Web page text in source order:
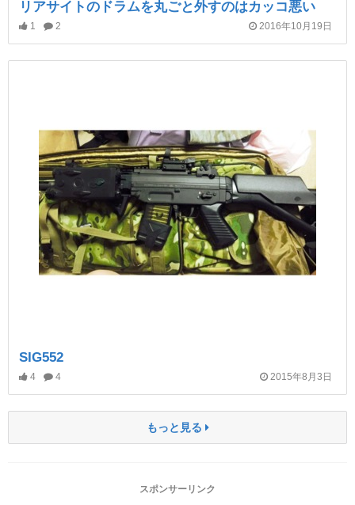
リアサイトのドラムを丸ごと外すのはカッコ悪い
1 2 2016年10月19日
SIG552
4 4 2015年8月3日
もっと見る
スポンサーリンク